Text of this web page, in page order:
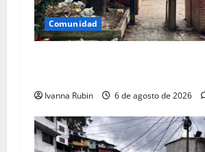
Comunidad
Ivanna Rubin 6 de agosto de 2026